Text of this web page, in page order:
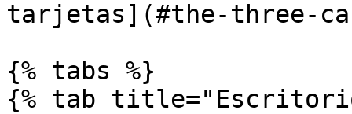
tarjetas](#the-three-
{% tabs %}
{% tab